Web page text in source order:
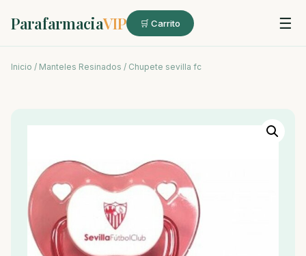
ParafarmaciaVIP 🛒 Carrito ☰
Inicio / Manteles Resinados / Chupete sevilla fc